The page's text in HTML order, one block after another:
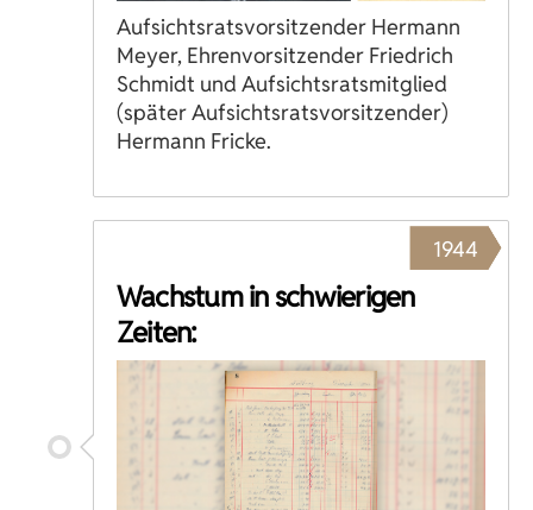
Aufsichtsratsvorsitzender Hermann
Meyer, Ehrenvorsitzender Friedrich
Schmidt und Aufsichtsratsmitglied
(später Aufsichtsratsvorsitzender)
Hermann Fricke.
1944
Wachstum in schwierigen
Zeiten: